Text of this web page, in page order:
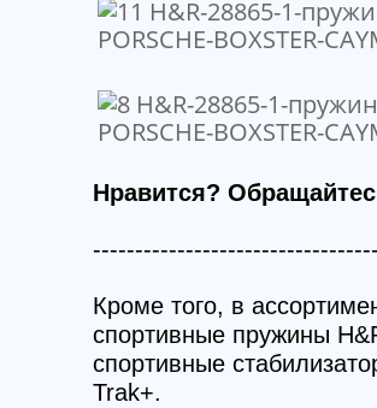
Нравится?
Кроме того, в
спортивные пружины
спортивные
Trak+.